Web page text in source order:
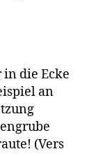
die Ecke
an
(Vers